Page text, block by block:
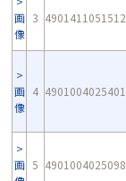
画
像
3 4901411051512
画
像
4 4901004025401
画 5 4901004025098